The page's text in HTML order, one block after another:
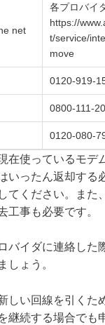
net
各プロバイ
https://
t/service/
move
0120-919-
0800-111-
0120-080-
在使っているモデ
いったん返却する
てください。また
工事も必要です。
バイダに連絡した
しょう。
しい回線を引くた
継続する場合でも